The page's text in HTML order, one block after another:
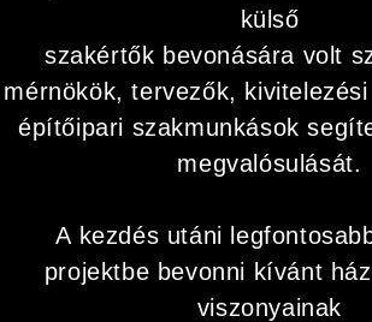
külső
szakértők bevonására volt
mérnökök, tervezők,
építőipari szakmunkások
megvalósulását.
A kezdés utáni
projektbe bevonni kívánt
viszonyainak